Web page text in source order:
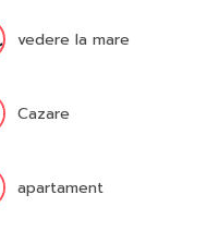
vedere la mare
Cazare
apartament